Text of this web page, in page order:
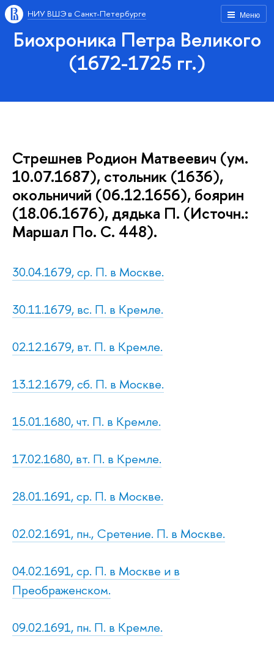
Меню
НИУ ВШЭ в Санкт-Петербурге
Биохроника Петра Великого
(1672-1725 гг.)
Стрешнев Родион Матвеевич (ум.
10.07.1687), стольник (1636),
окольничий (06.12.1656), боярин
(18.06.1676), дядька П. (Источн.:
Маршал По. С. 448).
30.04.1679, ср. П. в Москве.
30.11.1679, вс. П. в Кремле.
02.12.1679, вт. П. в Кремле.
13.12.1679, сб. П. в Москве.
15.01.1680, чт. П. в Кремле.
17.02.1680, вт. П. в Кремле.
28.01.1691, ср. П. в Москве.
02.02.1691, пн., Сретение. П. в Москве.
04.02.1691, ср. П. в Москве и в
Преображенском.
09.02.1691, пн. П. в Кремле.